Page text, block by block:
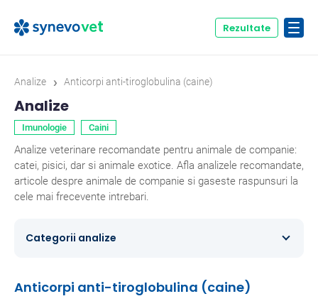
Rezultate
Analize › Anticorpi anti-tiroglobulina (caine)
Analize
Imunologie Caini
Analize veterinare recomandate pentru animale de companie:
catei, pisici, dar si animale exotice. Afla analizele recomandate,
articole despre animale de companie si gaseste raspunsuri la
cele mai frecevente intrebari.
Categorii analize
Anticorpi anti-tiroglobulina (caine)